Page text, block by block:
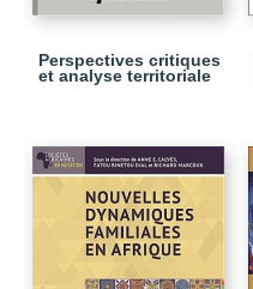
Perspectives critiques
et analyse territoriale